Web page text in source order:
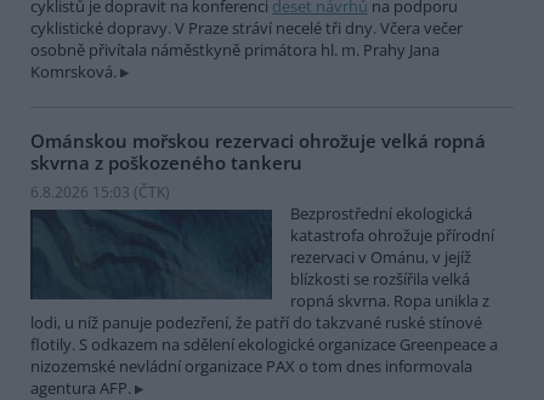
cyklistů je dopravit na konferenci deset návrhů na podporu
cyklistické dopravy. V Praze stráví necelé tři dny. Včera večer
osobně přivítala náměstkyně primátora hl. m. Prahy Jana
Komrsková.
Ománskou mořskou rezervaci ohrožuje velká ropná
skvrna z poškozeného tankeru
6.8.2026 15:03 (ČTK)
Bezprostřední ekologická
katastrofa ohrožuje přírodní
rezervaci v Ománu, v jejíž
blízkosti se rozšířila velká
ropná skvrna. Ropa unikla z
lodi, u níž panuje podezření, že patří do takzvané ruské stínové
flotily. S odkazem na sdělení ekologické organizace Greenpeace a
nizozemské nevládní organizace PAX o tom dnes informovala
agentura AFP.